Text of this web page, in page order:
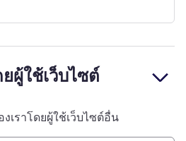
ผู้ใช้เว็บไซต์
เราโดยผู้ใช้เว็บไซต์อื่น